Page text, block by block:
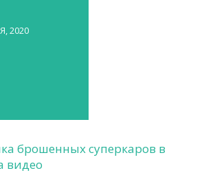
2020
брошенных суперкаров в
видео